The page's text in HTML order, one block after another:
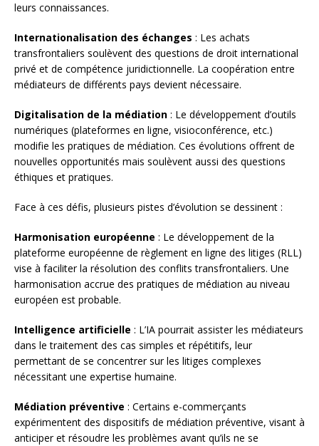
leurs connaissances.
Internationalisation des échanges : Les achats
transfrontaliers soulèvent des questions de droit international
privé et de compétence juridictionnelle. La coopération entre
médiateurs de différents pays devient nécessaire.
Digitalisation de la médiation : Le développement d’outils
numériques (plateformes en ligne, visioconférence, etc.)
modifie les pratiques de médiation. Ces évolutions offrent de
nouvelles opportunités mais soulèvent aussi des questions
éthiques et pratiques.
Face à ces défis, plusieurs pistes d’évolution se dessinent :
Harmonisation européenne : Le développement de la
plateforme européenne de règlement en ligne des litiges (RLL)
vise à faciliter la résolution des conflits transfrontaliers. Une
harmonisation accrue des pratiques de médiation au niveau
européen est probable.
Intelligence artificielle : L’IA pourrait assister les médiateurs
dans le traitement des cas simples et répétitifs, leur
permettant de se concentrer sur les litiges complexes
nécessitant une expertise humaine.
Médiation préventive : Certains e-commerçants
expérimentent des dispositifs de médiation préventive, visant à
anticiper et résoudre les problèmes avant qu’ils ne se